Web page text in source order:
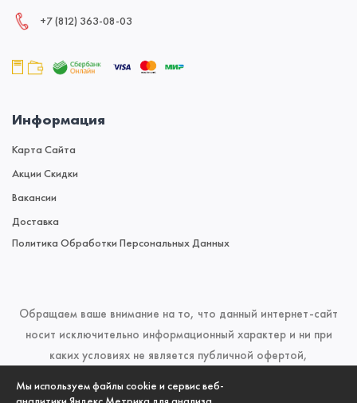
Мы используем файлы cookie и сервис веб-
+7 (812) 363‑08‑03
Информация
Карта Сайта
Акции Скидки
Вакансии
Доставка
Политика Обработки Персональных Данных
Обращаем ваше внимание на то, что данный интернет-сайт
носит исключительно информационный характер и ни при
каких условиях не является публичной офертой,
кодекса Российской Федерации. Для получения подробной